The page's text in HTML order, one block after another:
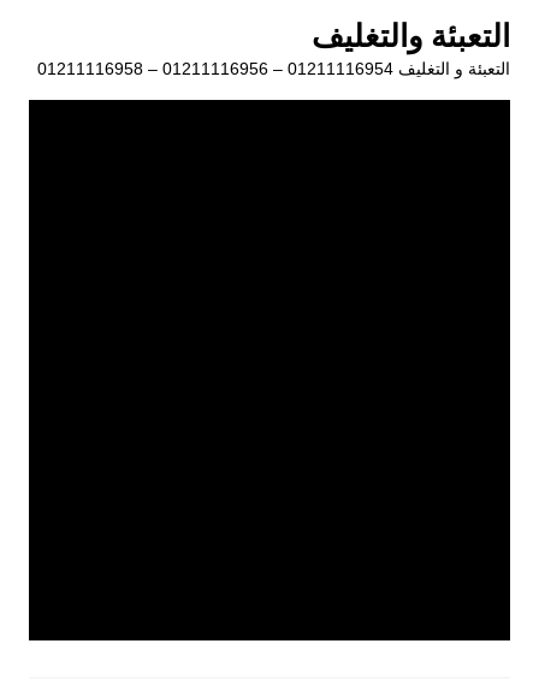
المحتوى
التعبئة والتغليف
التعبئة و التغليف 01211116954 – 01211116956 – 01211116958